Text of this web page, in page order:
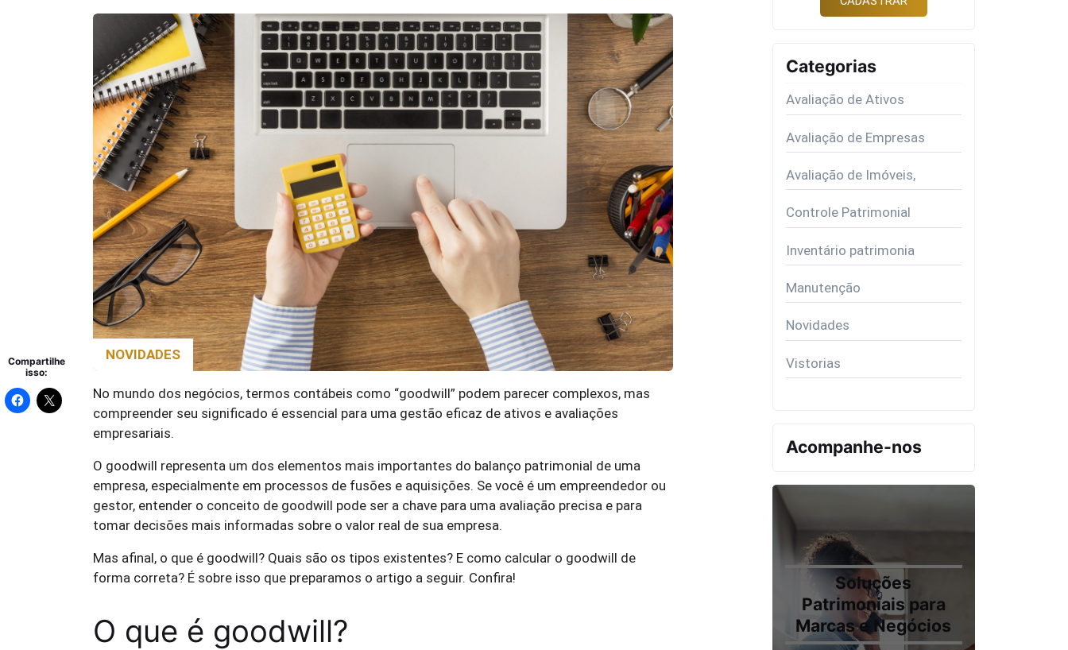
Compartilhe
isso:
NOVIDADES
No mundo dos negócios, termos contábeis como “goodwill” podem parecer complexos, mas
compreender seu significado é essencial para uma gestão eficaz de ativos e avaliações
empresariais.
O goodwill representa um dos elementos mais importantes do balanço patrimonial de uma
empresa, especialmente em processos de fusões e aquisições. Se você é um empreendedor ou
gestor, entender o conceito de goodwill pode ser a chave para uma avaliação precisa e para
tomar decisões mais informadas sobre o valor real de sua empresa.
Mas afinal, o que é goodwill? Quais são os tipos existentes? E como calcular o goodwill de
forma correta? É sobre isso que preparamos o artigo a seguir. Confira!
O que é goodwill?
Categorias
Avaliação de Ativos
Avaliação de Empresas
Avaliação de Imóveis,
Controle Patrimonial
Inventário patrimonia
Manutenção
Novidades
Vistorias
Acompanhe-nos
Soluções
Patrimoniais para
Marcas e Negócios